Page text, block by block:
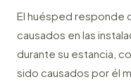
El huésped responde
causados en las
durante su estancia,
sido causados por él